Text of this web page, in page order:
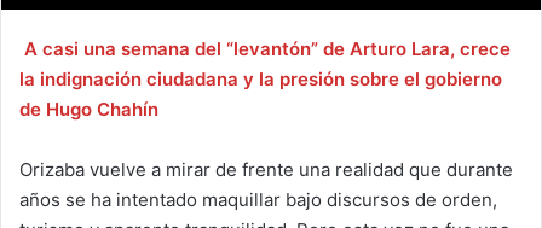
A casi una semana del “levantón” de Arturo Lara, crece
la indignación ciudadana y la presión sobre el gobierno
de Hugo Chahín
Orizaba vuelve a mirar de frente una realidad que durante
años se ha intentado maquillar bajo discursos de orden,